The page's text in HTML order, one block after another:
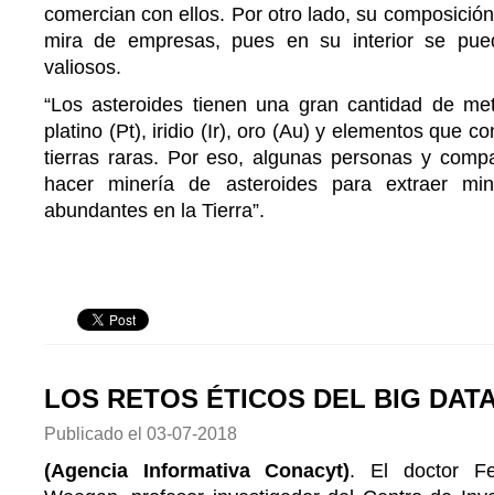
comercian con ellos. Por otro lado, su
mira de empresas, pues en su interior se
valiosos.
“Los asteroides tienen una gran cantidad de
platino (Pt), iridio (Ir), oro (Au) y elementos que
tierras raras. Por eso, algunas personas y
hacer minería de asteroides para extraer
abundantes en la Tierra”.
LOS RETOS ÉTICOS DEL BIG
Publicado el 03-07-2018
(Agencia Informativa Conacyt). El doctor